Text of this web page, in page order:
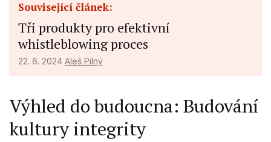
Související článek:
Tři produkty pro efektivní
whistleblowing proces
22. 6. 2024 Aleš Pilný
Výhled do budoucna: Budování
kultury integrity